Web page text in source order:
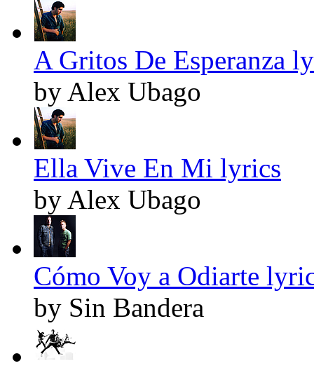
A Gritos De Esperanza
by Alex Ubago
Ella Vive En Mi lyrics
by Alex Ubago
Cómo Voy a Odiarte
by Sin Bandera